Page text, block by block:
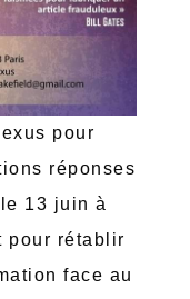
pour
réponses
13 juin à
pour rétablir
face au